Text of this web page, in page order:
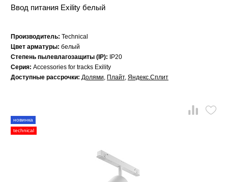
Ввод питания Exility белый
Производитель: Technical
Цвет арматуры: белый
Степень пылевлагозащиты (IP):
IP20
Серия: Accessories for tracks Exility
Доступные рассрочки: Долями, Плайт, Яндекс.Сплит
новинка
technical